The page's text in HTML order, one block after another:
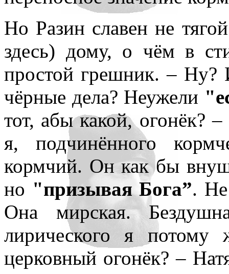
Но Разин славен не
здесь) дому, о чём в
простой грешник. – Ну?
чёрные дела? Неужели
тот, абы какой, огонёк?
я, подчинённого
кормчий. Он как бы
но "призывая Бога”.
Она мирская.
лирического я
церковный огонёк? –